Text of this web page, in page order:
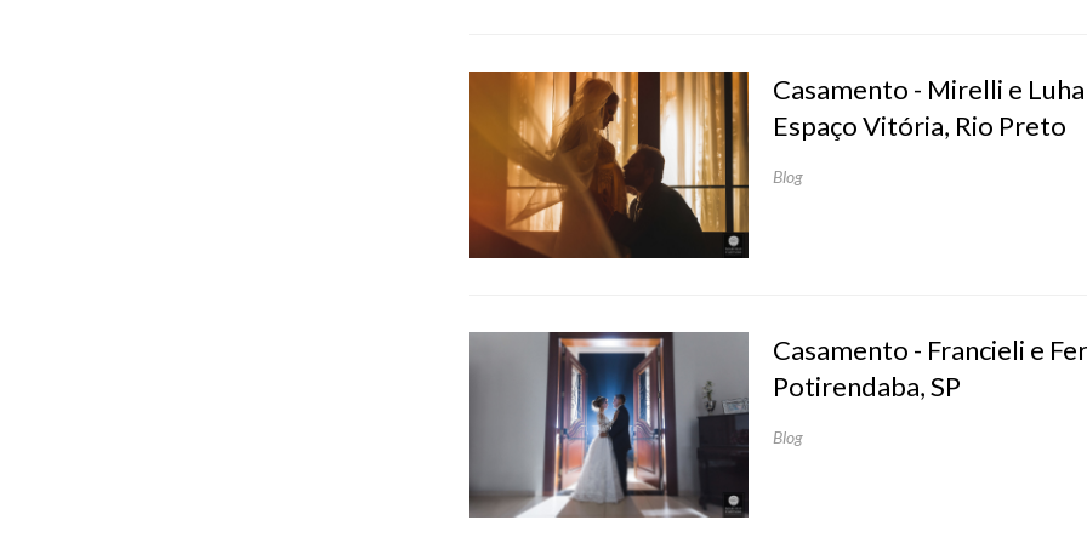
Casamento - Mirelli e
Espaço Vitória, Rio Preto
Blog
Casamento - Francieli e
Potirendaba, SP
Blog